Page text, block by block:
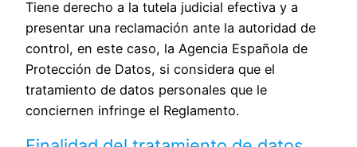
Tiene derecho a la tutela judicial efectiva y a
presentar una reclamación ante la autoridad de
control, en este caso, la Agencia Española de
Protección de Datos, si considera que el
tratamiento de datos personales que le
conciernen infringe el Reglamento.